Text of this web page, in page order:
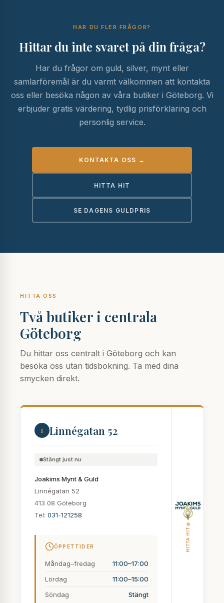
HAR DU FLER FRÅGOR?
Hittar du inte svaret på din fråga?
Har du frågor om guld, silver, mynt eller
samlarföremål är du varmt välkommen att kontakta
oss eller besöka någon av våra butiker i Göteborg. Vi
erbjuder gratis värdering, tydlig prisförklaring och
personlig service.
KONTAKTA OSS →
HITTA HIT
SE DAGENS GULDPRIS
HITTA OSS
Två butiker i centrala
Göteborg
Du hittar oss centralt i Göteborg och kan
besöka oss utan tidsbokning. Ta med dina
smycken direkt.
1 Linnégatan 52
Stängt just nu
Joakims Mynt & Guld
Linnégatan 52
413 08 Göteborg
Tel: 031-121258
ÖPPETTIDER
Måndag–fredag
11:00–17:00
Lördag
11:00–15:00
Söndag
Stängt
HITTA HIT